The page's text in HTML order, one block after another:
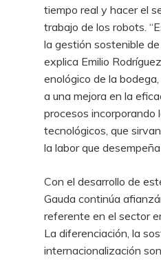
tiempo real y hacer el
trabajo de los robots.
la gestión sostenible de
explica Emilio
enológico de la
a una mejora en la
procesos incorporando
tecnológicos, que
la labor que
Con el desarrollo de
Gauda continúa
referente en el sector
La diferenciación, la
internacionalización